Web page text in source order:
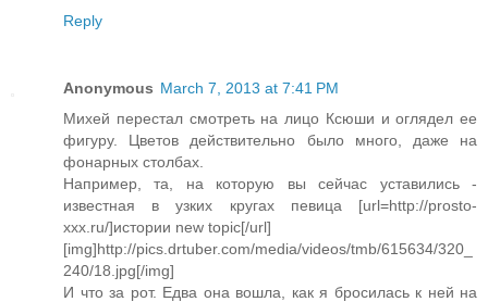
Reply
Anonymous March 7, 2013 at 7:41 PM
Михей перестал смотреть на лицо Ксюши и оглядел ее
фигуру. Цветов действительно было много, даже на
фонарных столбах.
Например, та, на которую вы сейчас уставились -
известная в узких кругах певица [url=http://prosto-
xxx.ru/]истории new topic[/url]
[img]http://pics.drtuber.com/media/videos/tmb/615634/320_
240/18.jpg[/img]
И что за рот. Едва она вошла, как я бросилась к ней на